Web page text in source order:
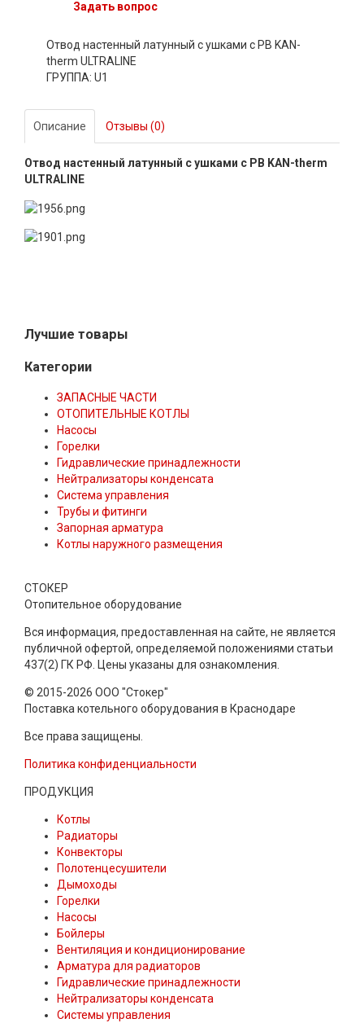
Задать вопрос
Отвод настенный латунный с ушками с РВ KAN-
therm ULTRALINE
ГРУППА: U1
Описание Отзывы (0)
Отвод настенный латунный с ушками с РВ KAN-therm
ULTRALINE
Лучшие товары
Категории
ЗАПАСНЫЕ ЧАСТИ
ОТОПИТЕЛЬНЫЕ КОТЛЫ
Насосы
Горелки
Гидравлические принадлежности
Нейтрализаторы конденсата
Система управления
Трубы и фитинги
Запорная арматура
Котлы наружного размещения
СТОКЕР
Отопительное оборудование
Вся информация, предоставленная на сайте, не является
публичной офертой, определяемой положениями статьи
437(2) ГК РФ. Цены указаны для ознакомления.
© 2015-2026 ООО "Стокер"
Поставка котельного оборудования в Краснодаре
Все права защищены.
Политика конфиденциальности
ПРОДУКЦИЯ
Котлы
Радиаторы
Конвекторы
Полотенцесушители
Дымоходы
Горелки
Насосы
Бойлеры
Вентиляция и кондиционирование
Арматура для радиаторов
Гидравлические принадлежности
Нейтрализаторы конденсата
Системы управления